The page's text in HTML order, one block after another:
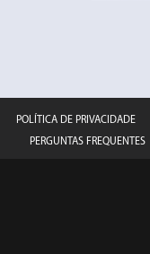
POLÍTICA DE PRIVACIDADE
PERGUNTAS FREQUENTES